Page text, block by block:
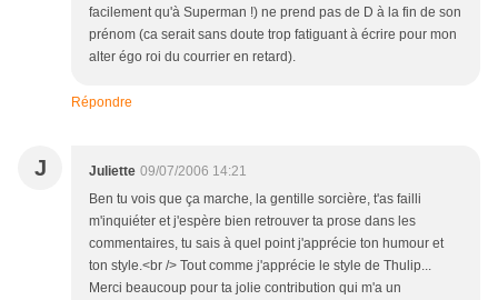
facilement qu'à Superman !) ne prend pas de D à la fin de son
prénom (ca serait sans doute trop fatiguant à écrire pour mon
alter égo roi du courrier en retard).
Répondre
J Juliette 09/07/2006 14:21
Ben tu vois que ça marche, la gentille sorcière, t'as failli
m'inquiéter et j'espère bien retrouver ta prose dans les
commentaires, tu sais à quel point j'apprécie ton humour et
ton style.<br /> Tout comme j'apprécie le style de Thulip...
Merci beaucoup pour ta jolie contribution qui m'a un